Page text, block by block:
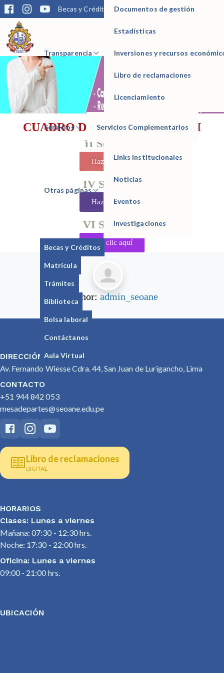
Becas y Créditos Matrícula Trámites Biblioteca
IESTP Manuel Seoane Corrales
Transparencia
Documentos de gestión
Estadísticas
Inversiones y recursos
Libro de reclamaciones
Licenciamiento
Servicios Servicios Complementarios
Otras páginas
Links Institucionales
Noticias
Eventos
Investigaciones
Becas y Créditos
Matrícula
Trámites
Biblioteca
Bolsa laboral
Contáctanos
Aula Virtual
CUADRO DE VACANTES 2020-II
II Semestre
Haz clic aquí
IV Semestre
Haz clic aquí
VI Semestre
Haz clic aquí
Author: admin_seoane
DIRECCIÓN
Av. Fernando Wiesse Cdra. 44, San Juan de Lurigancho, Lima
CONTACTO
+51 944 842 053
mesadepartes@seoane.edu.pe
Libro de reclamaciones
DIGITAL
HORARIOS
Clases: Lunes a viernes
Mañana: 07:30 - 12:30 hrs.
Noche: 17:30 - 22:00 hrs.
Oficina: Lunes a viernes
09:00 - 21:00 hrs.
UBICACIÓN